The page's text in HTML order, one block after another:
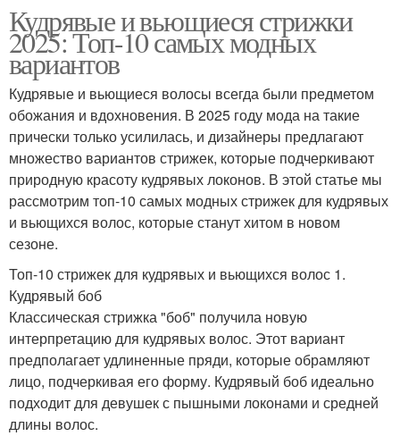
Кудрявые и вьющиеся стрижки
2025: Топ-10 самых модных
вариантов
Кудрявые и вьющиеся волосы всегда были предметом
обожания и вдохновения. В 2025 году мода на такие
прически только усилилась, и дизайнеры предлагают
множество вариантов стрижек, которые подчеркивают
природную красоту кудрявых локонов. В этой статье мы
рассмотрим топ-10 самых модных стрижек для кудрявых
и вьющихся волос, которые станут хитом в новом
сезоне.
Топ-10 стрижек для кудрявых и вьющихся волос 1.
Кудрявый боб
Классическая стрижка "боб" получила новую
интерпретацию для кудрявых волос. Этот вариант
предполагает удлиненные пряди, которые обрамляют
лицо, подчеркивая его форму. Кудрявый боб идеально
подходит для девушек с пышными локонами и средней
длины волос.